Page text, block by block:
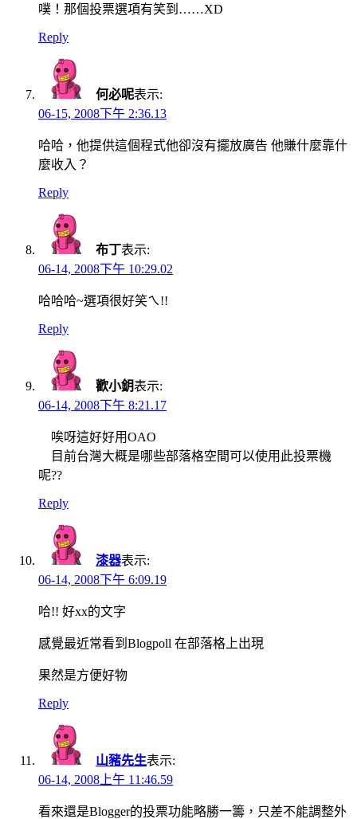
噗！那個投票選項有笑到……XD
Reply
何必呢表示:
06-15, 2008下午 2:36.13
哈哈，他提供這個程式他卻沒有擺放廣告 他賺什麼靠什
麼收入？
Reply
布丁表示:
06-14, 2008下午 10:29.02
哈哈哈~選項很好笑ㄟ!!
Reply
歡小鈅表示:
06-14, 2008下午 8:21.17
唉呀這好好用OAO
目前台灣大概是哪些部落格空間可以使用此投票機
呢??
Reply
漆器表示:
06-14, 2008下午 6:09.19
哈!! 好xx的文字
感覺最近常看到Blogpoll 在部落格上出現
果然是方便好物
Reply
山豬先生表示:
06-14, 2008上午 11:46.59
看來還是Blogger的投票功能略勝一籌，只差不能調整外